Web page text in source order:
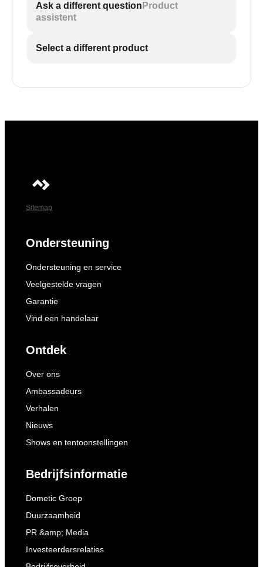
Ask a different question Product
assistent
Select a different product
Sitemap
Ondersteuning
Ondersteuning en service
Veelgestelde vragen
Garantie
Vind een handelaar
Ontdek
Over ons
Ambassadeurs
Verhalen
Nieuws
Shows en tentoonstellingen
Bedrijfsinformatie
Dometic Groep
Duurzaamheid
PR &amp; Media
Investeerdersrelaties